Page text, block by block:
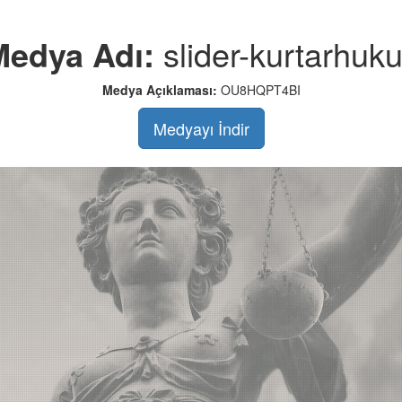
Adı: slider-
Medya Açıklaması: OU8HQPT4BI
Medyayı İndir